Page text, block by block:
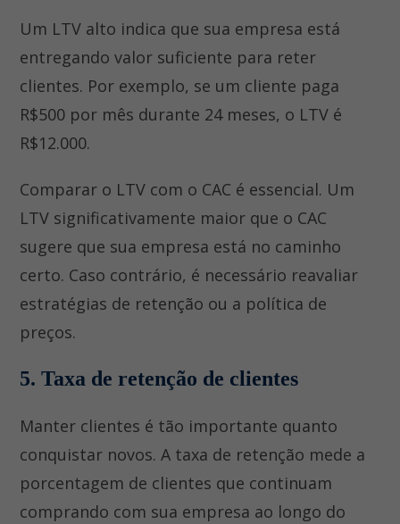
Um LTV alto indica que sua empresa está
entregando valor suficiente para reter
clientes. Por exemplo, se um cliente paga
R$500 por mês durante 24 meses, o LTV é
R$12.000.
Comparar o LTV com o CAC é essencial. Um
LTV significativamente maior que o CAC
sugere que sua empresa está no caminho
certo. Caso contrário, é necessário reavaliar
estratégias de retenção ou a política de
preços.
5. Taxa de retenção de clientes
Manter clientes é tão importante quanto
conquistar novos. A taxa de retenção mede a
porcentagem de clientes que continuam
comprando com sua empresa ao longo do